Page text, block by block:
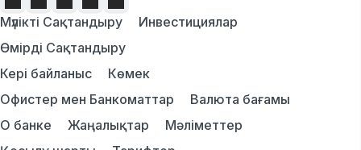
Мүлікті Сақтандыру
Инвестициялар
Өмірді Сақтандыру
Кері байланыс
Көмек
Офистер мен Банкоматтар
Валюта бағамы
О банке
Жаңалықтар
Мәліметтер